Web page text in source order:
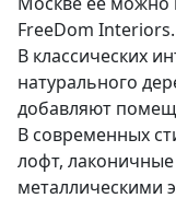
FreeDom Interiors.
В классических
натурального
добавляют
В современных
лофт,
металлическими